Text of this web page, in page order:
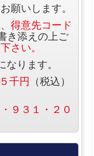
願いします。
得意先コード
き添えの上ご
さい。
ります。
千円
（税込）
９３１・２０